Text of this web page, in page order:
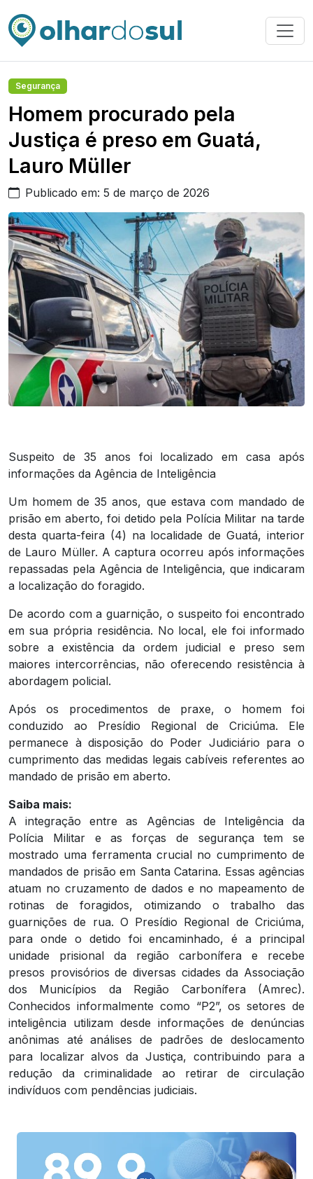
Segurança
Homem procurado pela
Justiça é preso em Guatá,
Lauro Müller
Publicado em: 5 de março de 2026
Suspeito de 35 anos foi localizado em casa após
informações da Agência de Inteligência
Um homem de 35 anos, que estava com mandado de
prisão em aberto, foi detido pela Polícia Militar na tarde
desta quarta-feira (4) na localidade de Guatá, interior
de Lauro Müller. A captura ocorreu após informações
repassadas pela Agência de Inteligência, que indicaram
a localização do foragido.
De acordo com a guarnição, o suspeito foi encontrado
em sua própria residência. No local, ele foi informado
sobre a existência da ordem judicial e preso sem
maiores intercorrências, não oferecendo resistência à
abordagem policial.
Após os procedimentos de praxe, o homem foi
conduzido ao Presídio Regional de Criciúma. Ele
permanece à disposição do Poder Judiciário para o
cumprimento das medidas legais cabíveis referentes ao
mandado de prisão em aberto.
Saiba mais:
A integração entre as Agências de Inteligência da
Polícia Militar e as forças de segurança tem se
mostrado uma ferramenta crucial no cumprimento de
mandados de prisão em Santa Catarina. Essas agências
atuam no cruzamento de dados e no mapeamento de
rotinas de foragidos, otimizando o trabalho das
guarnições de rua. O Presídio Regional de Criciúma,
para onde o detido foi encaminhado, é a principal
unidade prisional da região carbonífera e recebe
presos provisórios de diversas cidades da Associação
dos Municípios da Região Carbonífera (Amrec).
Conhecidos informalmente como “P2”, os setores de
inteligência utilizam desde informações de denúncias
anônimas até análises de padrões de deslocamento
para localizar alvos da Justiça, contribuindo para a
redução da criminalidade ao retirar de circulação
indivíduos com pendências judiciais.